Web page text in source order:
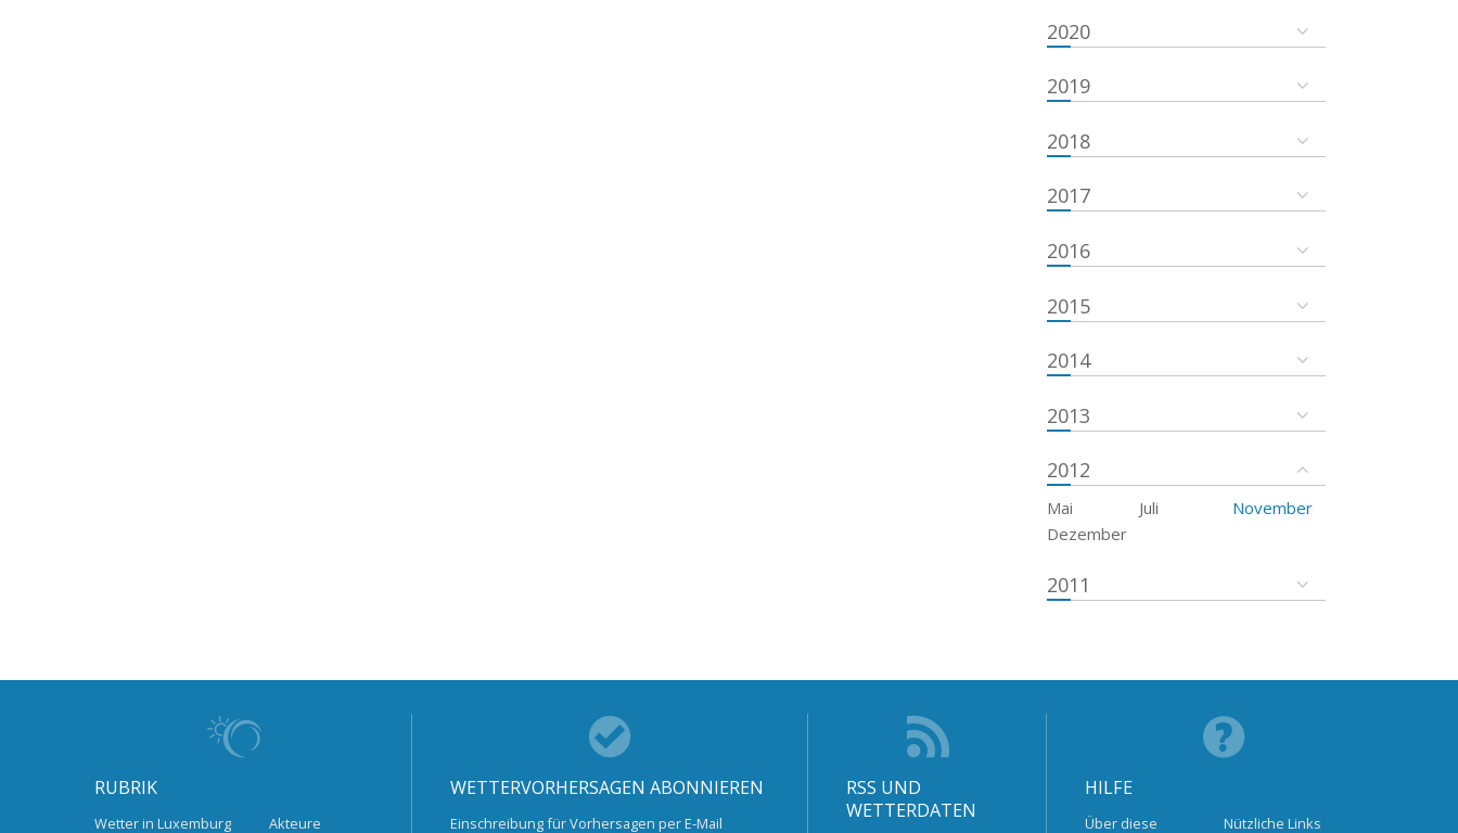
2020
2019
2018
2017
2016
2015
2014
2013
2012
Mai Juli
November
Dezember
2011
RUBRIK
Wetter in Luxemburg Akteure
WETTERVORHERSAGEN ABONNIEREN
Einschreibung für Vorhersagen per E-Mail
RSS UND
WETTERDATEN
HILFE
Über diese Nützliche Links